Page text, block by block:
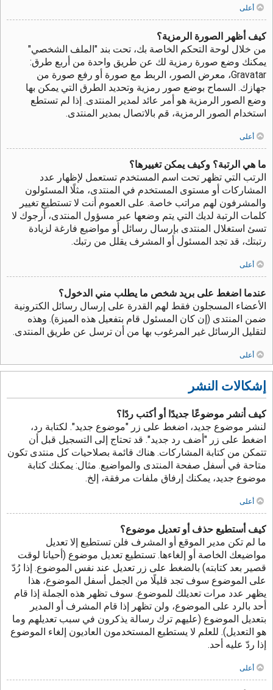
أعلى
كيف أظهر الصورة الرمزية؟
من خلال لوحة التحكم الخاصة بك، تحت بند "الملف الشخصي"
يمكنك وضع صورة رمزية لك عن طريق واحدة من أربع طرق:
Gravatar، معرض الصور، الربط مع صورة أو رفع صورة من
جهازك. السماح بوضع صور رمزية وتحديد الطرق التي يمكن بها
وضع الصور الرمزية هو أمر عائد لمدير المنتدى. إذا لم تستطع
استخدام الصور الرمزية، قم بالاتصال بمدير المنتدى.
أعلى
ما هي الرتبة؟ وكيف يمكن تغييرها؟
الرتب التي تظهر تحت اسم المستخدم تستعمل لإظهار عدد
المشاركات أو مستوى المستخدم في المنتدى، مثلًا المسئولون
والمشرفون لهم مراتب خاصة. على العموم أنت لا تستطيع تغيير
كلمات الرتبة لديك التي يتم وضعها عبر مسؤول المنتدى، أرجوك لا
تسئ استغلال المنتدى بإرسال رسائل أو مواضيع فارغة لزيادة
رتبتك، قد تجد المسئول أو المشرف يقلل من رتبك.
أعلى
عندما اضغط على بريد شخص ما يطلب مني الدخول؟
الأعضاء المسجلون فقط لهم القدرة على إرسال رسائل الكترونية
ضمن المنتدى (إن كان المسئول قام بتفعيل هذه الميزة). وهذه
لتقليل الرسائل غير المرغوب بها من أن ترسل عن طريق المنتدى.
أعلى
إشكالات النشر
كيف أنشر موضوعًا جديدًا أو أكتب ردًا؟
لنشر موضوع جديد، اضغط على زر "موضوع جديد". لكتابة رد،
اضغط على زر "أضف رد جديد". قد تحتاج إلى التسجيل قبل أن
تتمكن من كتابة المشاركات. هناك قائمة بصلاحيات كل منتدى تكون
متاحة في أسفل صفحة المنتدى والمواضيع. مثال: يمكنك كتابة
موضوع جديد، يمكنك إرفاق ملفات مرفقة، إلخ.
أعلى
كيف أستطيع حذف أو تعديل موضوع؟
ما لم تكن مدير الموقع أو المشرف فلن تستطيع إلا تعديل
مواضيعك الخاصة أو إلغاءها. تستطيع تعديل موضوع (أحيانا لوقت
قصير بعد كتابته) بالضغط على زر تعديل عند نفس الموضوع. إذا رُدّ
على الموضوع سوف تجد قليلًا من الجمل أسفل الموضوع، هذا
يظهر عدد مرات تعديلك للموضوع. سوف تظهر هذه الجملة إذا قام
أحد بالرد على الموضوع، ولن تظهر إذا قام المشرف أو المدير
بتعديل الموضوع (عليهم ترك رسالة يذكرون في سبب تعديلهم وما
هو التعديل). للعلم لا يستطيع المستخدمون العاديون إلغاء الموضوع
إذا ردّ عليه أحد.
أعلى